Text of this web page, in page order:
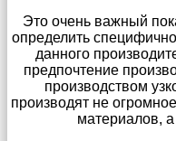
Это очень важный
определить
данного
предпочтение
производством
производят не
материалов,